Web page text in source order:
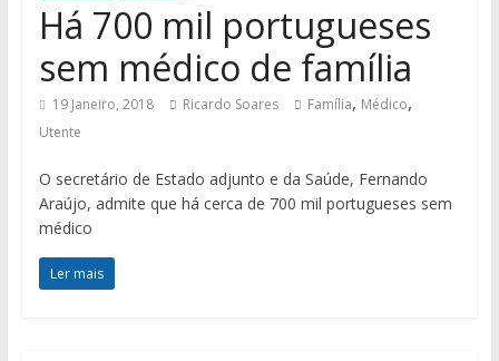
Há 700 mil portugueses
sem médico de família
19 Janeiro, 2018 Ricardo Soares Família, Médico,
Utente
O secretário de Estado adjunto e da Saúde, Fernando
Araújo, admite que há cerca de 700 mil portugueses sem
médico
Ler mais